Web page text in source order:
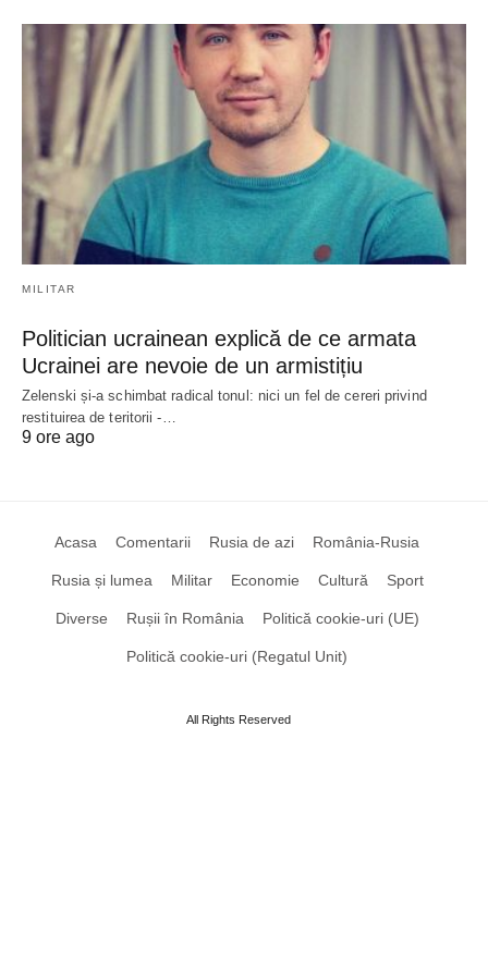
MILITAR
Politician ucrainean explică de ce armata
Ucrainei are nevoie de un armistițiu
Zelenski și-a schimbat radical tonul: nici un fel de cereri privind
restituirea de teritorii -…
9 ore ago
Acasa Comentarii Rusia de azi România-Rusia
Rusia și lumea Militar Economie Cultură Sport
Diverse Rușii în România Politică cookie-uri (UE)
Politică cookie-uri (Regatul Unit)
All Rights Reserved